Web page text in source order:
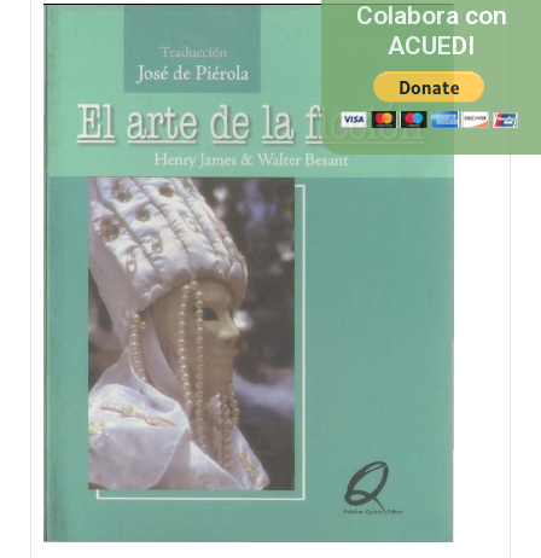
Colabora con
ACUEDI